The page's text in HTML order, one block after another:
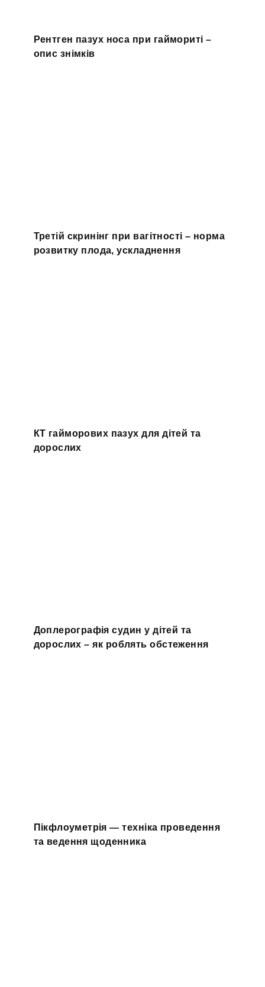
Рентген пазух носа при гаймориті –
опис знімків
Третій скринінг при вагітності – норма
розвитку плода, ускладнення
КТ гайморових пазух для дітей та
дорослих
Доплерографія судин у дітей та
дорослих – як роблять обстеження
Пікфлоуметрія — техніка проведення
та ведення щоденника